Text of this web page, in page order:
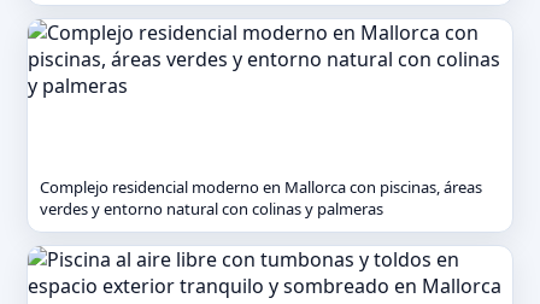
Complejo residencial moderno en Mallorca con piscinas, áreas
verdes y entorno natural con colinas y palmeras